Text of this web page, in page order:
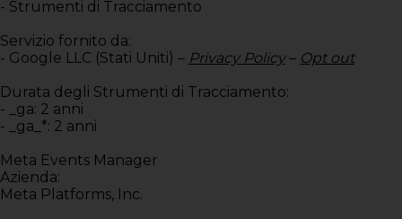
- Strumenti di Tracciamento
Servizio fornito da:
- Google LLC (Stati Uniti) – Privacy Policy – Opt out
Durata degli Strumenti di Tracciamento:
- _ga: 2 anni
- _ga_*: 2 anni
Meta Events Manager
Azienda:
Meta Platforms, Inc.